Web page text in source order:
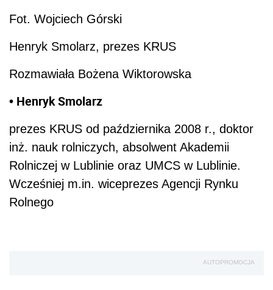
Fot. Wojciech Górski
Henryk Smolarz, prezes KRUS
Rozmawiała Bożena Wiktorowska
• Henryk Smolarz
prezes KRUS od października 2008 r., doktor
inż. nauk rolniczych, absolwent Akademii
Rolniczej w Lublinie oraz UMCS w Lublinie.
Wcześniej m.in. wiceprezes Agencji Rynku
Rolnego
AUTOPROMOCJA